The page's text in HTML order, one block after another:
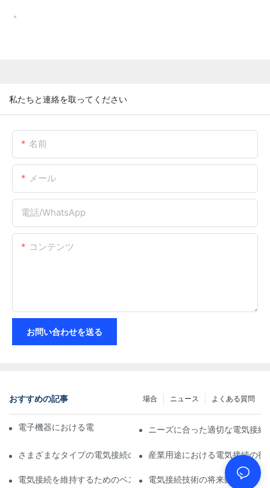
。
私たちと連絡を取ってください
名前
メール
電話/WhatsApp
コンテンツ
お問い合わせを送る
おすすめの記事 よくある質問
ニュース
場合
電子機器における電気接続への技術の影響ニーズに合った適切な電気接続
さまざまなタイプの電気接続の比較分析産業用途における電気接続の役
電気接続を維持するためのベストプラクティス電気接続技術の将来動向